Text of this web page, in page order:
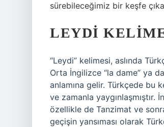
sürebileceğimiz bir keşfe
LEYDI
“Leydi” kelimesi, aslında
Orta İngilizce “la dame” ya
anlamına gelir. Türkçede bu
ve zamanla yaygınlaşmıştır.
özellikle de Tanzimat ve
geçişin yansıması olarak